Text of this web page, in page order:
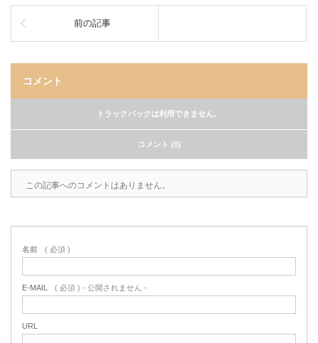
前の記事
コメント
トラックバックは利用できません。
コメント (0)
この記事へのコメントはありません。
名前 ( 必須 )
E-MAIL ( 必須 ) - 公開されません -
URL